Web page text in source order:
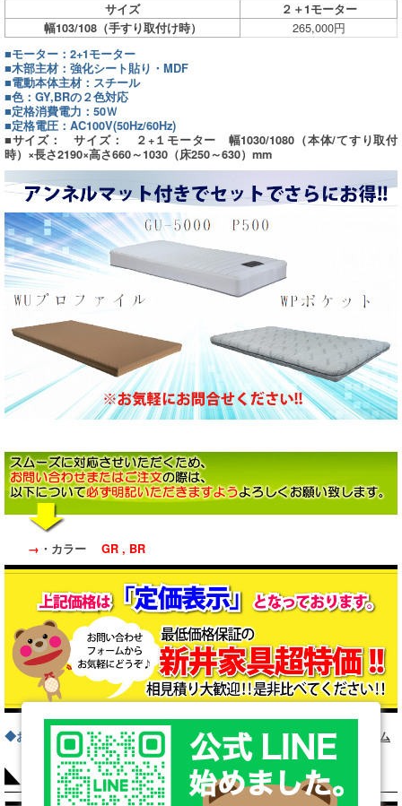
サイズ
２＋1モーター
幅103/108（手すり取付け時）
265,000円
■モーター：2+1モーター
■木部主材：強化シート貼り・MDF
■電動本体主材：スチール
■色：GY,BRの２色対応
■定格消費電力：50Ｗ
■定格電圧：AC100V(50Hz/60Hz)
■サイズ： サイズ： ２+１モーター 幅1030/1080（本体/てすり取付
時）×長さ2190×高さ660～1030（床250～630）mm
→ ・カラー GR , BR
◆お問い合わせフォームはこちら お問い合わせフォーム
COLUMN